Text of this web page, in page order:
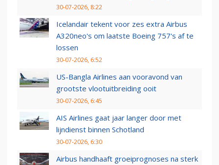
30-07-2026, 8:22
Icelandair tekent voor zes extra Airbus
A320neo's om laatste Boeing 757's af te
lossen
30-07-2026, 6:52
US-Bangla Airlines aan vooravond van
grootste vlootuitbreiding ooit
30-07-2026, 6:45
AIS Airlines gaat jaar langer door met
lijndienst binnen Schotland
30-07-2026, 6:30
Airbus handhaaft groeiprognoses na sterk